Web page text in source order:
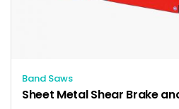
Band Saws
Sheet Metal Shear Brake